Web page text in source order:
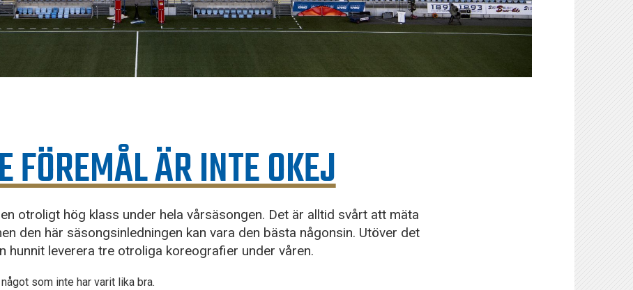
FÖREMÅL ÄR INTE OKEJ
otroligt hög klass under hela vårsäsongen. Det är alltid svårt att mäta
den här säsongsinledningen kan vara den bästa någonsin. Utöver det
hunnit leverera tre otroliga koreografier under våren.
som inte har varit lika bra.